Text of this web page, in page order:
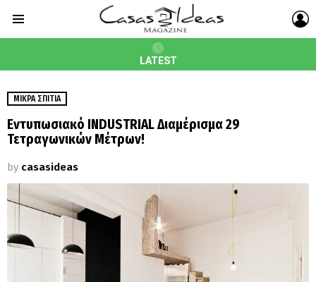
LATEST
ΜΙΚΡΆ ΣΠΊΤΙΑ
Εντυπωσιακό INDUSTRIAL Διαμέρισμα 29
Τετραγωνικών Μέτρων!
by casasideas